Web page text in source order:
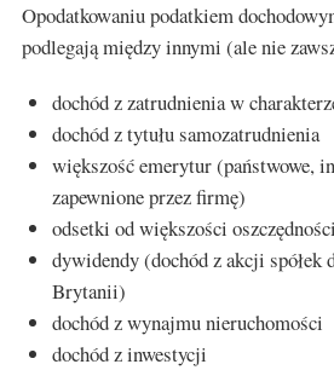
Opodatkowaniu podatkiem
podlegają między innymi (ale nie
dochód z zatrudnienia w
dochód z tytułu samozatrudnienia
większość emerytur (państwowe,
zapewnione przez firmę)
odsetki od większości oszczędności
dywidendy (dochód z akcji spółek
Brytanii)
dochód z wynajmu nieruchomości
dochód z inwestycji